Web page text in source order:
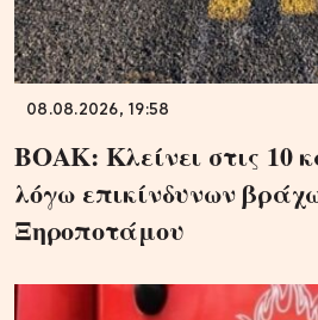
08.08.2026, 19:58
ΒΟΑΚ: Κλείνει στις 10
λόγω επικίνδυνων
Ξηροποτάμου